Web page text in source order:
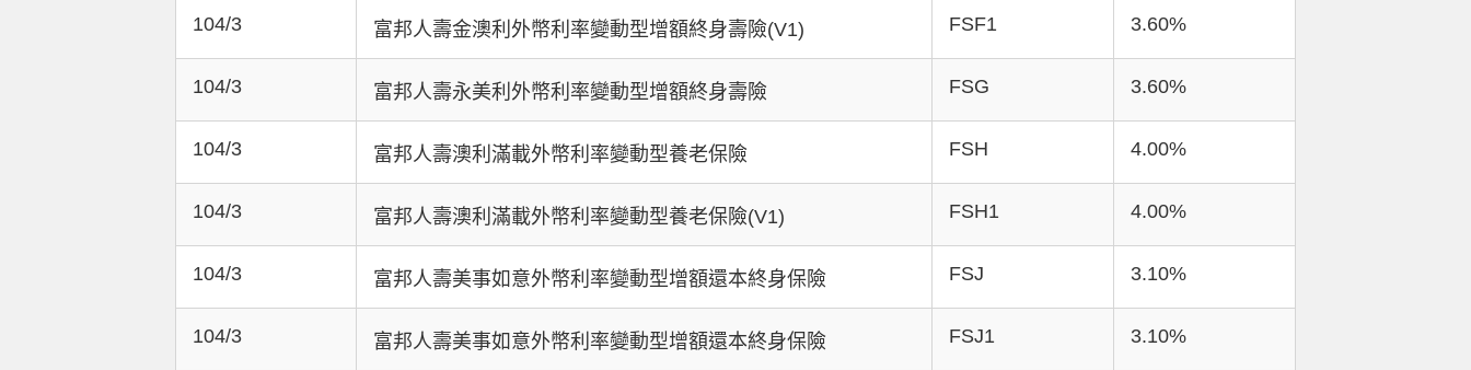
104/3 富邦人壽金澳利外幣利率變動型增額終身壽險(V1) FSF1 3.60%
104/3 富邦人壽永美利外幣利率變動型增額終身壽險 FSG 3.60%
104/3 富邦人壽澳利滿載外幣利率變動型養老保險 FSH 4.00%
104/3 富邦人壽澳利滿載外幣利率變動型養老保險(V1) FSH1 4.00%
104/3 富邦人壽美事如意外幣利率變動型增額還本終身保險 FSJ 3.10%
104/3 富邦人壽美事如意外幣利率變動型增額還本終身保險 FSJ1 3.10%